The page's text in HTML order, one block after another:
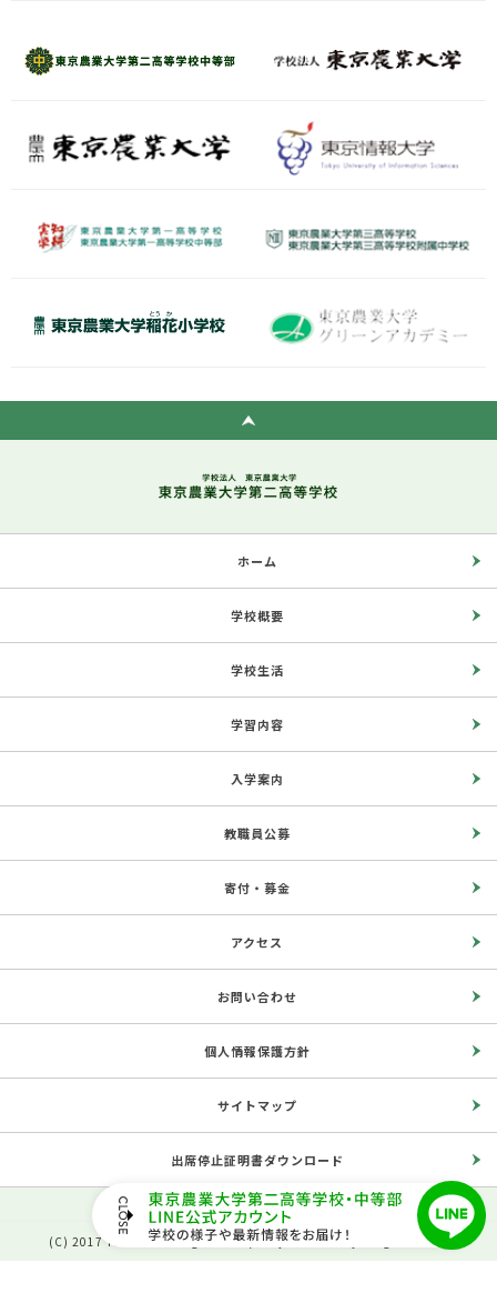
ホーム
学校概要
学校生活
学習内容
入学案内
教職員公募
寄付・募金
アクセス
お問い合わせ
個人情報保護方針
サイトマップ
出席停止証明書ダウンロード
(C) 2017 The Second High School, Tokyo University of Agriculture.